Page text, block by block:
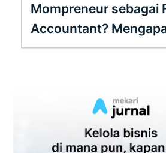
Mompreneur sebagai
Accountant?